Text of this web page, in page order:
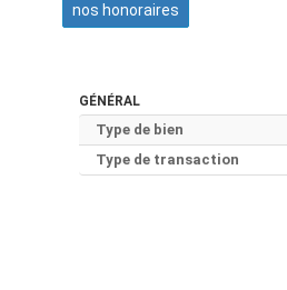
nos honoraires
GÉNÉRAL
Type de bien
Type de transaction